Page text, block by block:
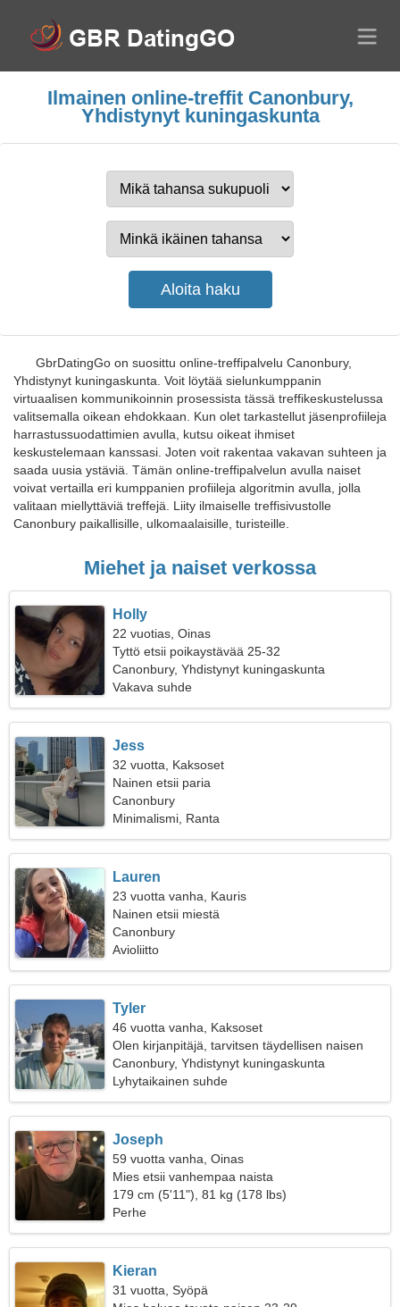
Ilmainen online-treffit Canonbury,
Yhdistynyt kuningaskunta
GbrDatingGo on suosittu online-treffipalvelu Canonbury,
Yhdistynyt kuningaskunta. Voit löytää sielunkumppanin
virtuaalisen kommunikoinnin prosessista tässä treffikeskustelussa
valitsemalla oikean ehdokkaan. Kun olet tarkastellut jäsenprofiileja
harrastussuodattimien avulla, kutsu oikeat ihmiset
keskustelemaan kanssasi. Joten voit rakentaa vakavan suhteen ja
saada uusia ystäviä. Tämän online-treffipalvelun avulla naiset
voivat vertailla eri kumppanien profiileja algoritmin avulla, jolla
valitaan miellyttäviä treffejä. Liity ilmaiselle treffisivustolle
Canonbury paikallisille, ulkomaalaisille, turisteille.
Miehet ja naiset verkossa
Holly
22 vuotias, Oinas
Tyttö etsii poikaystävää 25-32
Canonbury, Yhdistynyt kuningaskunta
Vakava suhde
Jess
32 vuotta, Kaksoset
Nainen etsii paria
Canonbury
Minimalismi, Ranta
Lauren
23 vuotta vanha, Kauris
Nainen etsii miestä
Canonbury
Avioliitto
Tyler
46 vuotta vanha, Kaksoset
Olen kirjanpitäjä, tarvitsen täydellisen naisen
Canonbury, Yhdistynyt kuningaskunta
Lyhytaikainen suhde
Joseph
59 vuotta vanha, Oinas
Mies etsii vanhempaa naista
179 cm (5'11"), 81 kg (178 lbs)
Perhe
Kieran
31 vuotta, Syöpä